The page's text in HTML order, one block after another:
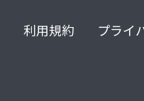
利用規約 プライ